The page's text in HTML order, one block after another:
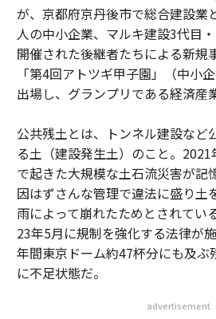
が、京都府京丹後市で総合建設業
人の中小企業、マルキ建設3代目
開催された後継者たちによる新規
「第4回アトツギ甲子園」（中小
出場し、グランプリである経済産
公共残土とは、トンネル建設など
る土（建設発生土）のこと。
で起きた大規模な土石流災害が記
因はずさんな管理で違法に盛り土
雨によって崩れたためとされてい
23年5月に規制を強化する法律が
年間東京ドーム約47杯分にも及ぶ
に不足状態だ。
advertisement